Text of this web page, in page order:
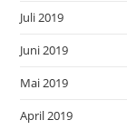
Juli 2019
Juni 2019
Mai 2019
April 2019